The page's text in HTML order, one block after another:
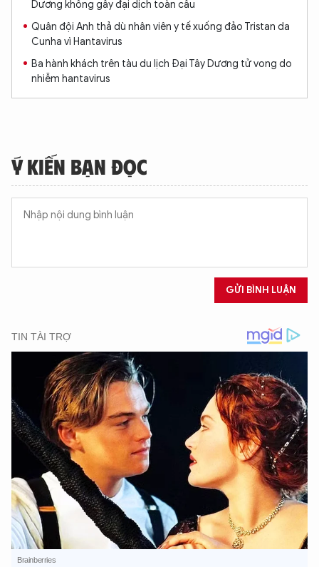
Dương không gây đại dịch toàn cầu
Quân đội Anh thả dù nhân viên y tế xuống đảo Tristan da
Cunha vì Hantavirus
Ba hành khách trên tàu du lịch Đại Tây Dương tử vong do
nhiễm hantavirus
Ý KIẾN BẠN ĐỌC
GỬI BÌNH LUẬN